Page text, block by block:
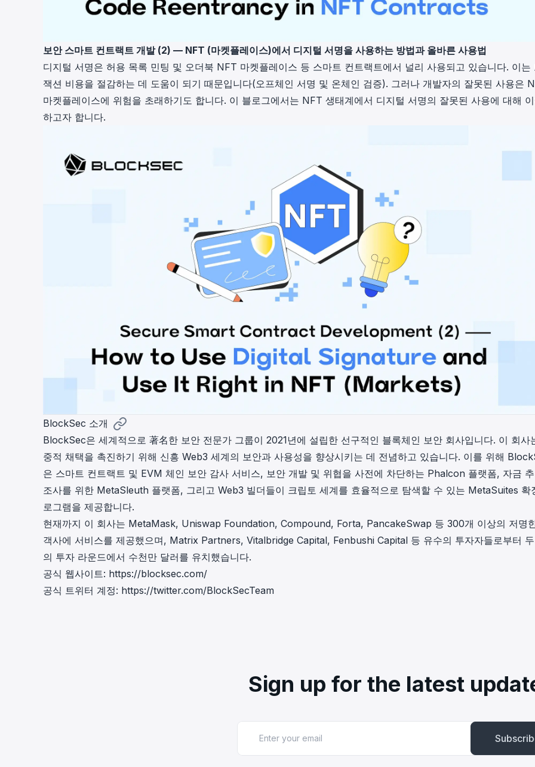
보안 스마트 컨트랙트 개발 (2) — NFT (마켓플레이스)에서 디지털 서명을 사용하는 방법과 올바른 사용법
디지털 서명은 허용 목록 민팅 및 오더북 NFT 마켓플레이스 등 스마트 컨트랙트에서 널리 사용되고 있습니다. 이는
잭션 비용을 절감하는 데 도움이 되기 때문입니다(오프체인 서명 및 온체인 검증). 그러나 개발자의 잘못된 사용은
마켓플레이스에 위험을 초래하기도 합니다. 이 블로그에서는 NFT 생태계에서 디지털 서명의 잘못된 사용에 대해
하고자 합니다.
BlockSec 소개
BlockSec은 세계적으로 著名한 보안 전문가 그룹이 2021년에 설립한 선구적인 블록체인 보안 회사입니다. 이 회사
중적 채택을 촉진하기 위해 신흥 Web3 세계의 보안과 사용성을 향상시키는 데 전념하고 있습니다. 이를 위해
은 스마트 컨트랙트 및 EVM 체인 보안 감사 서비스, 보안 개발 및 위협을 사전에 차단하는 Phalcon 플랫폼, 자금
조사를 위한 MetaSleuth 플랫폼, 그리고 Web3 빌더들이 크립토 세계를 효율적으로 탐색할 수 있는 MetaSuites 확
로그램을 제공합니다.
현재까지 이 회사는 MetaMask, Uniswap Foundation, Compound, Forta, PancakeSwap 등 300개 이상의 저명
객사에 서비스를 제공했으며, Matrix Partners, Vitalbridge Capital, Fenbushi Capital 등 유수의 투자자들로부터
의 투자 라운드에서 수천만 달러를 유치했습니다.
공식 웹사이트: https://blocksec.com/
공식 트위터 계정: https://twitter.com/BlockSecTeam
Sign up for the latest